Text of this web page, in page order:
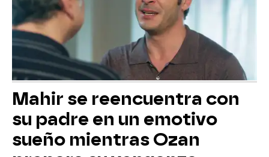
Mahir se reencuentra con
su padre en un emotivo
sueño mientras Ozan